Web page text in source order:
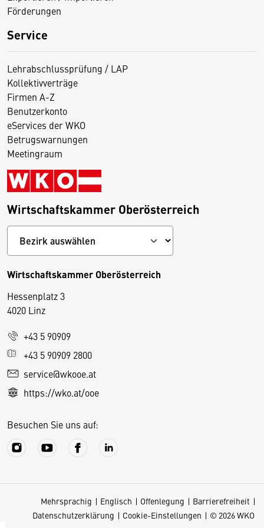
Förderungen
Service
Lehrabschlussprüfung / LAP
Kollektivverträge
Firmen A-Z
Benutzerkonto
eServices der WKO
Betrugswarnungen
Meetingraum
Wirtschaftskammer Oberösterreich
Wirtschaftskammer Oberösterreich
Hessenplatz 3
4020 Linz
+43 5 90909
+43 5 90909 2800
service@wkooe.at
https://wko.at/ooe
Besuchen Sie uns auf:
Mehrsprachig Englisch Offenlegung
Barrierefreiheit
Datenschutzerklärung
Cookie-Einstellungen © 2026 WKO
D
e
s
S
e